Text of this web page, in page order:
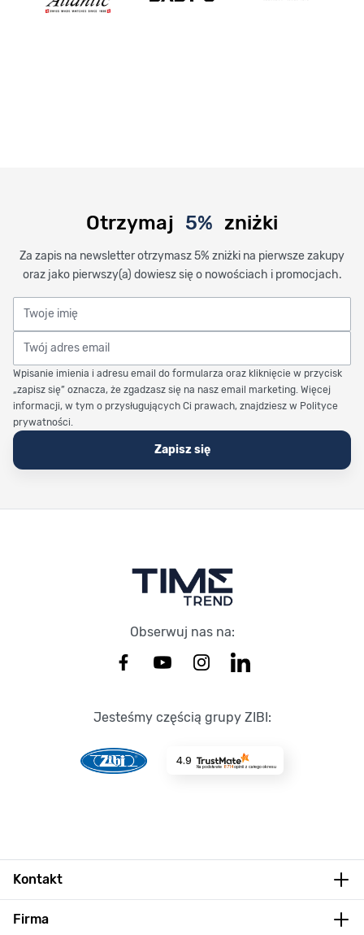
Otrzymaj 5% zniżki
Za zapis na newsletter otrzymasz 5% zniżki na pierwsze zakupy
oraz jako pierwszy(a) dowiesz się o nowościach i promocjach.
Twoje imię
Twój adres email
Wpisanie imienia i adresu email do formularza oraz kliknięcie w przycisk
„zapisz się” oznacza, że zgadzasz się na nasz email marketing. Więcej
informacji, w tym o przysługujących Ci prawach, znajdziesz w Polityce
prywatności.
Zapisz się
Obserwuj nas na:
Jesteśmy częścią grupy ZIBI:
4.9
Na podstawie 8714opinii z całego okresu
Kontakt
Firma